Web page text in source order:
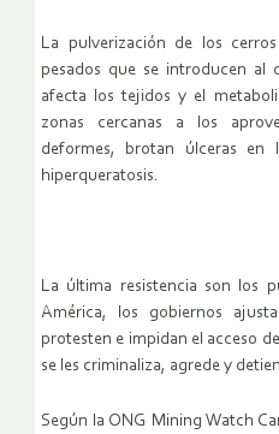
La pulverización de los
pesados que se introducen al
afecta los tejidos y el
zonas cercanas a los
deformes, brotan úlceras
hiperqueratosis.
La última resistencia son los
América, los gobiernos
protesten e impidan el acceso
se les criminaliza, agrede y
Según la ONG Mining Watch